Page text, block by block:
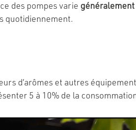
des pompes varie
quotidiennement.
d’arômes et autres
5 à 10% de la